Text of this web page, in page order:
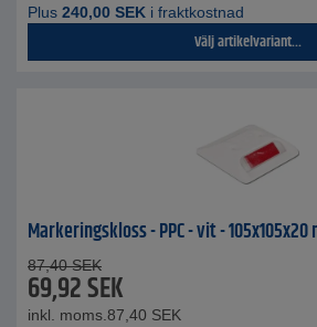
Plus 240,00 SEK i fraktkostnad
Välj artikelvariant...
Markeringskloss - PPC - vit -
87,40 SEK
69,92SEK
inkl. moms. 87,40 SEK